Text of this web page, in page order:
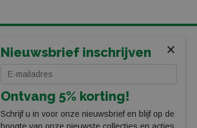
VOLG ONS ×
Nieuwsbrief inschrijven
Ontvang 5% korting!
Schrijf u in voor onze nieuwsbrief en blijf op de
hoogte van onze nieuwste collecties en acties.